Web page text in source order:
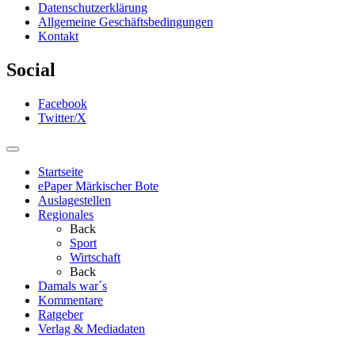
Datenschutzerklärung
Allgemeine Geschäftsbedingungen
Kontakt
Social
Facebook
Twitter/X
Startseite
ePaper Märkischer Bote
Auslagestellen
Regionales
Back
Sport
Wirtschaft
Back
Damals war´s
Kommentare
Ratgeber
Verlag & Mediadaten